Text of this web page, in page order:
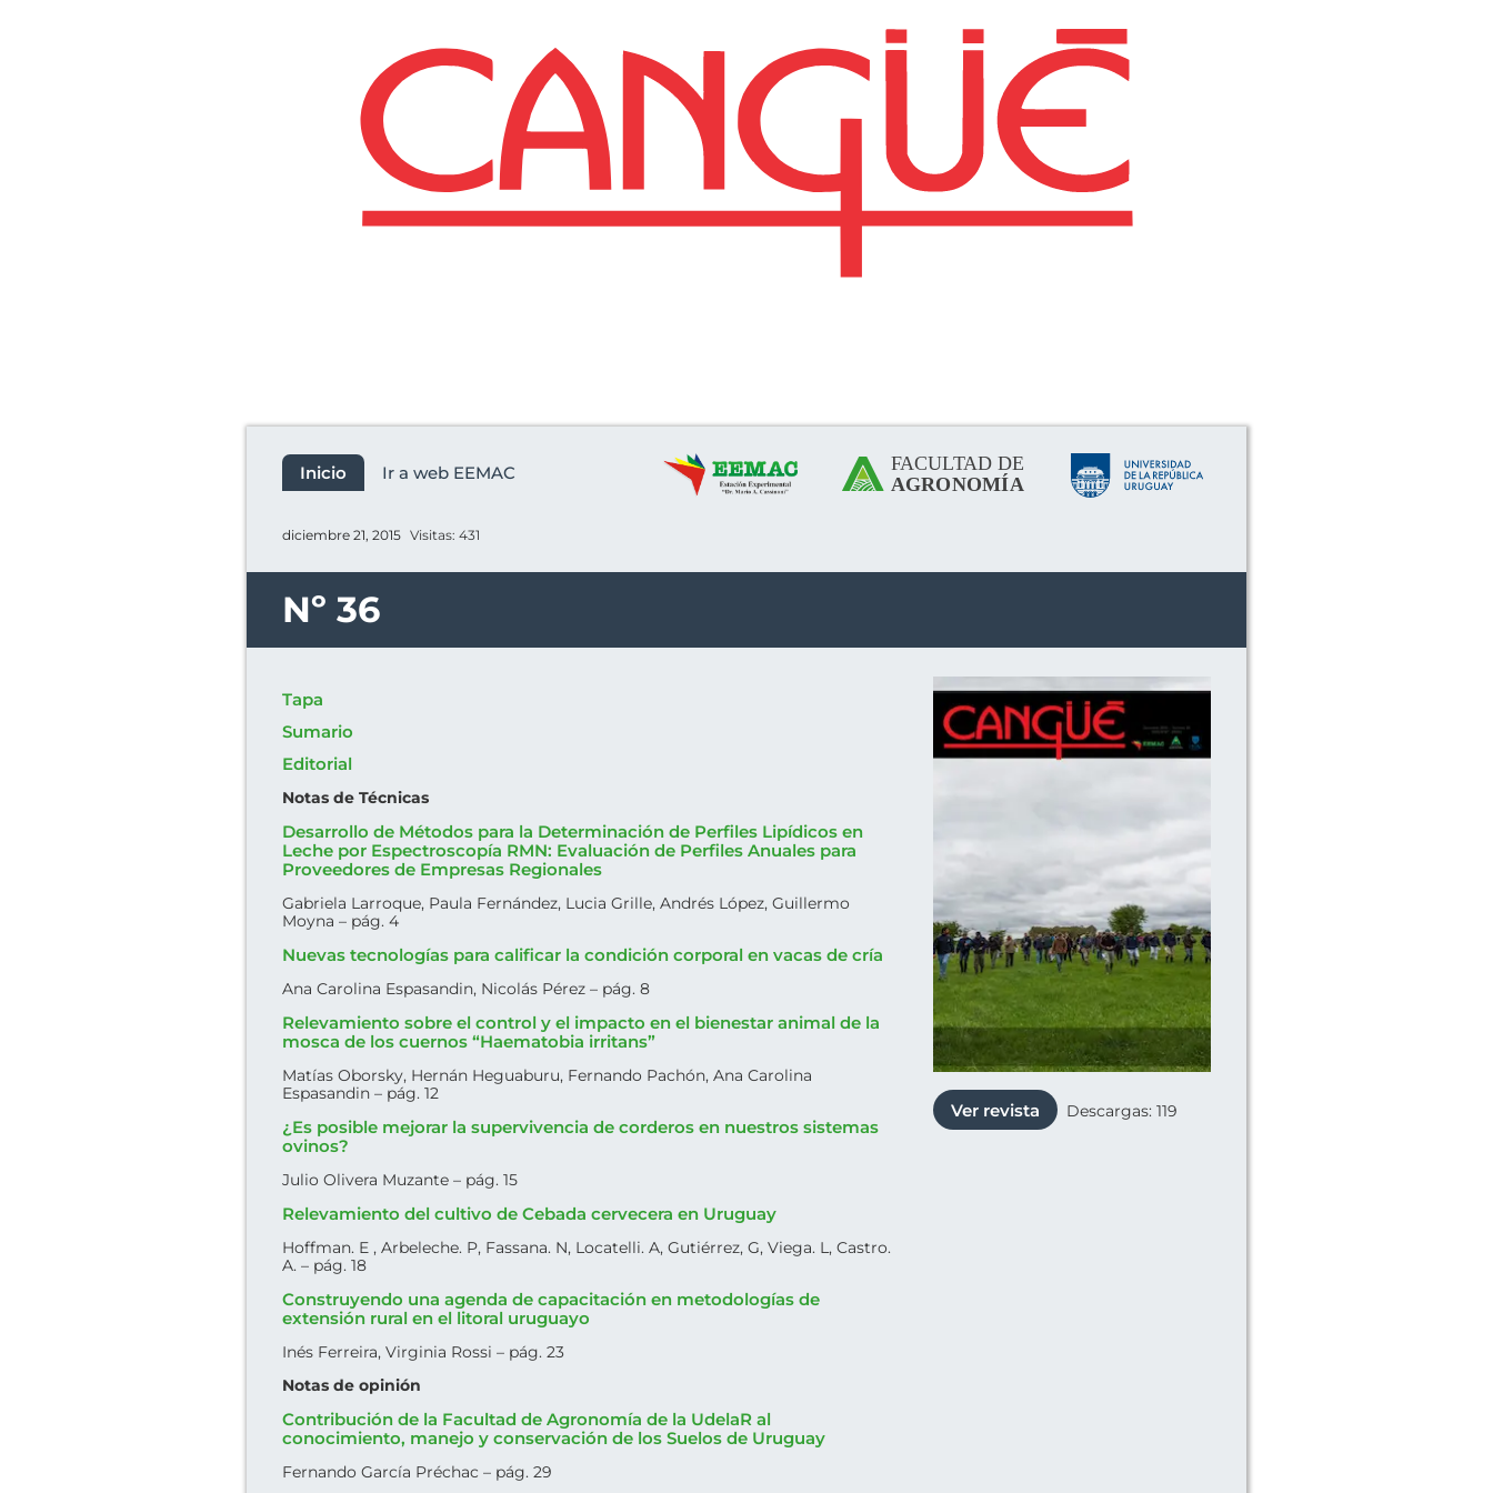
Inicio Ir a web EEMAC
diciembre 21, 2015 Visitas: 431
Nº 36
Tapa
Sumario
Editorial
Notas de Técnicas
Desarrollo de Métodos para la Determinación de Perfiles Lipídicos en
Leche por Espectroscopía RMN: Evaluación de Perfiles Anuales para
Proveedores de Empresas Regionales
Gabriela Larroque, Paula Fernández, Lucia Grille, Andrés López, Guillermo
Moyna – pág. 4
Nuevas tecnologías para calificar la condición corporal en vacas de cría
Ana Carolina Espasandin, Nicolás Pérez – pág. 8
Relevamiento sobre el control y el impacto en el bienestar animal de la
mosca de los cuernos “Haematobia irritans”
Matías Oborsky, Hernán Heguaburu, Fernando Pachón, Ana Carolina
Espasandin – pág. 12
¿Es posible mejorar la supervivencia de corderos en nuestros sistemas
ovinos?
Julio Olivera Muzante – pág. 15
Relevamiento del cultivo de Cebada cervecera en Uruguay
Hoffman. E , Arbeleche. P, Fassana. N, Locatelli. A, Gutiérrez, G, Viega. L, Castro.
A. – pág. 18
Construyendo una agenda de capacitación en metodologías de
extensión rural en el litoral uruguayo
Inés Ferreira, Virginia Rossi – pág. 23
Notas de opinión
Contribución de la Facultad de Agronomía de la UdelaR al
conocimiento, manejo y conservación de los Suelos de Uruguay
Fernando García Préchac – pág. 29
Ver revista Descargas: 119